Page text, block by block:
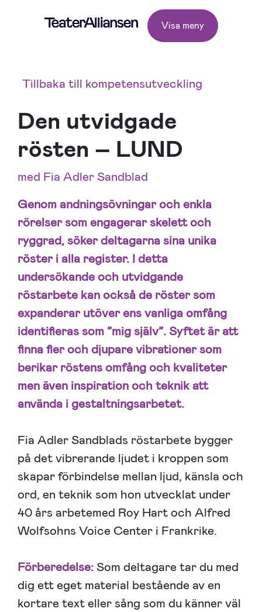
Visa meny
Tillbaka till kompetensutveckling
Den utvidgade
rösten – LUND
med Fia Adler Sandblad
Genom andningsövningar och enkla
rörelser som engagerar skelett och
ryggrad, sökerdeltagarna sina unika
röster i alla register. I detta
undersökande och utvidgande
röstarbete kan också de röster som
expanderar utöver ens vanliga omfång
identifieras som ”mig själv”.Syftet är att
finna fler och djupare vibrationer som
berikar röstens omfång och kvaliteter
men även inspiration och teknik att
använda i gestaltningsarbetet.
Fia Adler Sandblads röstarbete bygger
på det vibrerande ljudet i kroppen som
skapar förbindelse mellan ljud, känsla och
ord, en teknik som hon utvecklat under
40 års arbetemed Roy Hart och Alfred
Wolfsohns Voice Center i Frankrike.
Förberedelse:Som deltagare tar du med
dig ett eget material bestående av en
kortare text eller sång som du känner väl